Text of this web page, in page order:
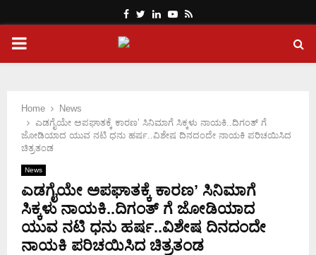
Facebook
Twitter
LinkedinYoutube
Rss
PRIMARY
Home
News
ಎಡಗೈಯೇ ಅಪಘಾತಕ್ಕೆ ಕಾರಣ’ ಸಿನಿಮಾಗೆ ಸಿಕ್ಕಳು ನಾಯಕಿ..ದಿಗಂತ್ ಗೆ
ಜೋಡಿಯಾದ ಯುವ ನಟಿ ಧನು ಹರ್ಷ..ವಿಶೇಷ ದಿನದಂದೇ ನಾಯಕಿ ಪರಿಚಯಿಸಿದ
ಚಿತ್ರತಂಡ
News
ಎಡಗೈಯೇ ಅಪಘಾತಕ್ಕೆ ಕಾರಣ’ ಸಿನಿಮಾಗೆ
ಸಿಕ್ಕಳು ನಾಯಕಿ..ದಿಗಂತ್ ಗೆ ಜೋಡಿಯಾದ
ಯುವ ನಟಿ ಧನು ಹರ್ಷ..ವಿಶೇಷ ದಿನದಂದೇ
ನಾಯಕಿ ಪರಿಚಯಿಸಿದ ಚಿತ್ರತಂಡ